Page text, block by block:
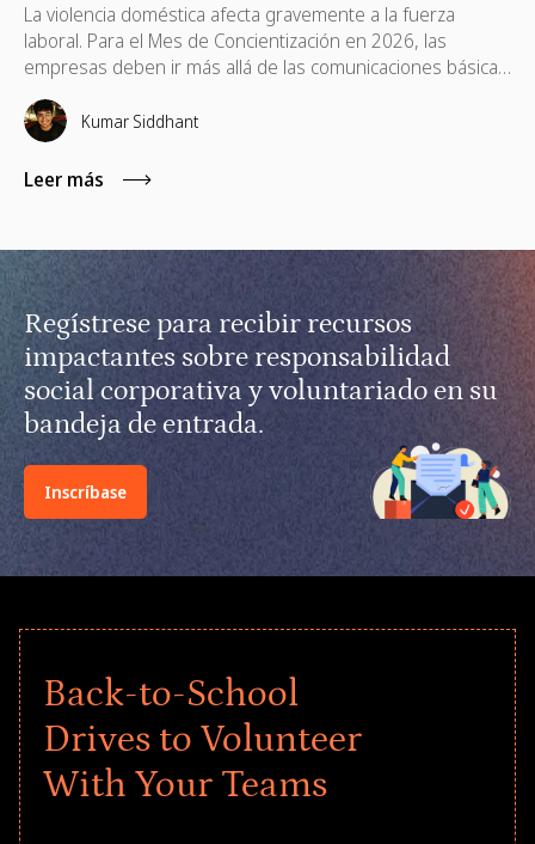
La violencia doméstica afecta gravemente a la fuerza
laboral. Para el Mes de Concientización en 2026, las
empresas deben ir más allá de las comunicaciones básicas
e implementar políticas de apoyo, ayudas financieras,
capacitación remota para gerentes y voluntariado basado
en habilidades.
Kumar Siddhant
Leer más
Regístrese para recibir recursos
impactantes sobre responsabilidad
social corporativa y voluntariado en su
bandeja de entrada.
Inscríbase
Back-to-School
Drives to Volunteer
With Your Teams